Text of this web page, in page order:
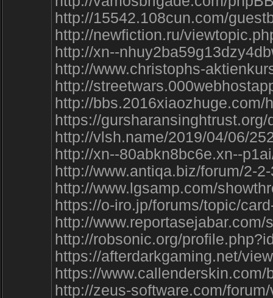
http://15542.108cun.com/
http://newfiction.ru/
http://xn--
http://www.christophs-
http://
http://
https://
http://vlsh.name/2019/04/06/
http://xn--80abkn8bc6e.xn--
http://www.antiqa.biz/forum/2-
http://www.lgsamp.com/
https://o-iro.jp/forums/topic/
http://
http://robsonic.org/
https://afterdarkgaming.net/
https://
http://zeus-software.com/